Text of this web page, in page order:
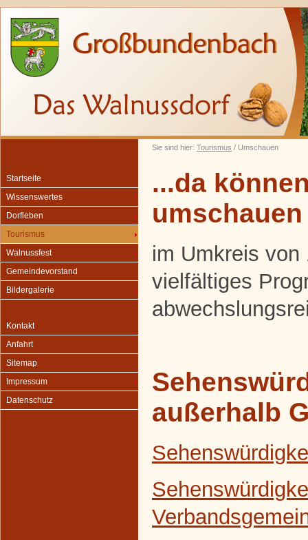
Sie sind hier: Tourismus / Umschauen
Startseite
Wissenswertes
Dorfleben
Tourismus
Walnussfest
Gemeindevorstand
Bildergalerie
Kontakt
Anfahrt
Sitemap
Impressum
Datenschutz
...da
umschauen
im Umkreis
vielfältiges
außerhalb